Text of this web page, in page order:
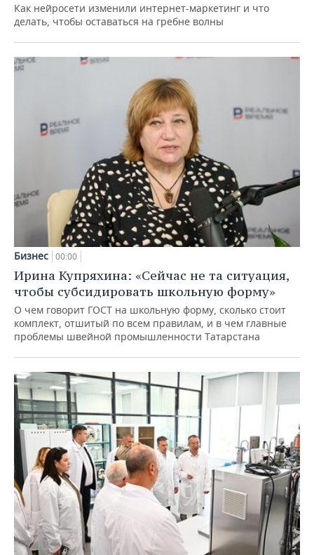
Как нейросети изменили интернет-маркетинг и что
делать, чтобы оставаться на гребне волны
Бизнес 00:00
Ирина Купряхина: «Сейчас не та ситуация,
чтобы субсидировать школьную форму»
О чем говорит ГОСТ на школьную форму, сколько стоит
комплект, отшитый по всем правилам, и в чем главные
проблемы швейной промышленности Татарстана